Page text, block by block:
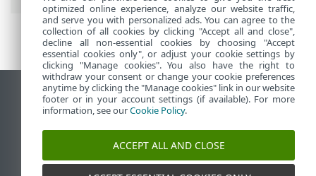
Visualizza sito desktop
End of Life
ESET Knowledge Base
ESET Status Portal
optimized online experience, analyze our website traffic,
and serve you with personalized ads. You can agree to the
collection of all cookies by clicking "Accept all and close",
decline all non-essential cookies by choosing "Accept
essential cookies only", or adjust your cookie settings by
clicking "Manage cookies". You also have the right to
withdraw your consent or change your cookie preferences
anytime by clicking the "Manage cookies" link in our website
footer or in your account settings (if available). For more
information, see ourCookie Policy.
ACCEPT ALL AND CLOSE